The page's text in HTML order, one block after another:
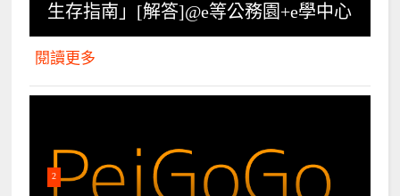
生存指南」[解答]@e等公務園+e學中心
閱讀更多
2